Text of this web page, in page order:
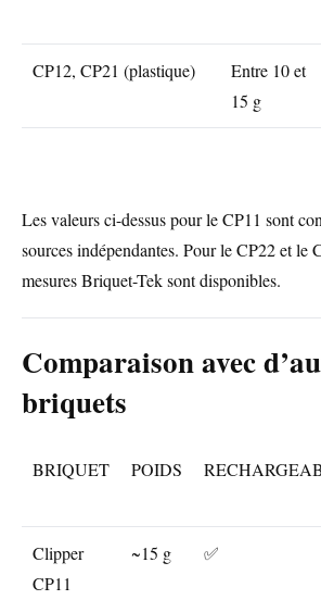
CP12, CP21 (plastique)
Entre 10 et
15 g
Les valeurs ci-dessus pour le CP11 sont
sources indépendantes. Pour le CP22 et le
mesures Briquet-Tek sont disponibles.
Comparaison avec
briquets
BRIQUET POIDS
Clipper
CP11
~15 g ✅